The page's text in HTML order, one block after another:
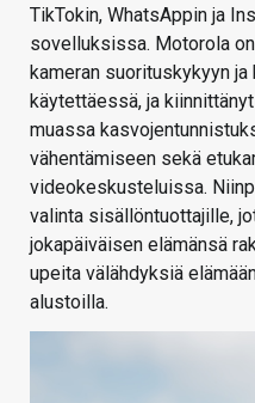
TikTokin, WhatsAppin ja
sovelluksissa. Motorola
kameran suorituskykyyn ja
käytettäessä, ja
muassa
vähentämiseen sekä
videokeskusteluissa.
valinta sisällöntuottajille,
jokapäiväisen elämänsä
upeita välähdyksiä
alustoilla.